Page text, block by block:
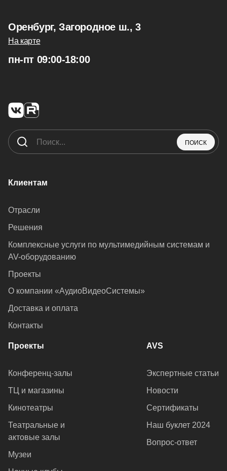
Оренбург, Загородное ш., 3
На карте
пн-пт 09:00-18:00
ПОИСК
Клиентам
Отрасли
Решения
Комплексные услуги по мультимедийным системам и
AV-оборудованию
Проекты
О компании «АудиоВидеоСистемы»
Доставка и оплата
Контакты
Проекты
Конференц-залы
ТЦ и магазины
Кинотеатры
Театральные и
актовые залы
Музеи
AVS
Экспертные статьи
Новости
Сертификаты
Наш буклет 2024
Вопрос-ответ